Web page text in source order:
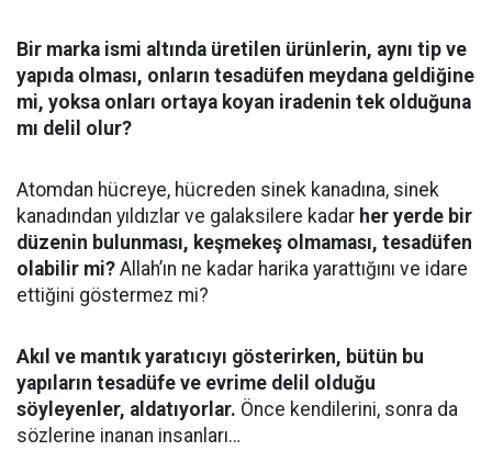
Bir marka ismi altında üretilen ürünlerin, aynı tip ve
yapıda olması, onların tesadüfen meydana geldiğine
mi, yoksa onları ortaya koyan iradenin tek olduğuna
mı delil olur?
Atomdan hücreye, hücreden sinek kanadına, sinek
kanadından yıldızlar ve galaksilere kadar her yerde bir
düzenin bulunması, keşmekeş olmaması, tesadüfen
olabilir mi? Allah’ın ne kadar harika yarattığını ve idare
ettiğini göstermez mi?
Akıl ve mantık yaratıcıyı gösterirken, bütün bu
yapıların tesadüfe ve evrime delil olduğu
söyleyenler, aldatıyorlar. Önce kendilerini, sonra da
sözlerine inanan insanları…